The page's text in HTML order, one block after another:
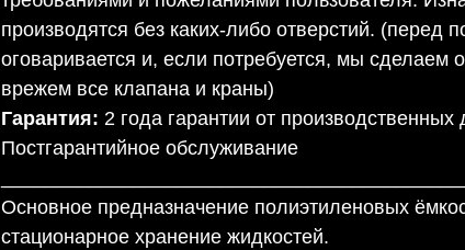
производятся без каких-либо отверстий. (перед
оговаривается и, если потребуется, мы сделаем
врежем все клапана и краны)
Гарантия: 2 года гарантии от производственных
Постгарантийное обслуживание
Основное предназначение полиэтиленовых
стационарное хранение жидкостей.